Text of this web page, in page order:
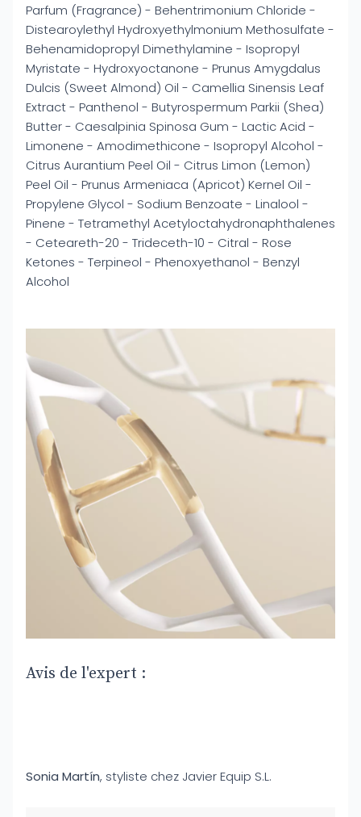
Parfum (Fragrance) - Behentrimonium Chloride -
Distearoylethyl Hydroxyethylmonium Methosulfate -
Behenamidopropyl Dimethylamine - Isopropyl
Myristate - Hydroxyoctanone - Prunus Amygdalus
Dulcis (Sweet Almond) Oil - Camellia Sinensis Leaf
Extract - Panthenol - Butyrospermum Parkii (Shea)
Butter - Caesalpinia Spinosa Gum - Lactic Acid -
Limonene - Amodimethicone - Isopropyl Alcohol -
Citrus Aurantium Peel Oil - Citrus Limon (Lemon)
Peel Oil - Prunus Armeniaca (Apricot) Kernel Oil -
Propylene Glycol - Sodium Benzoate - Linalool -
Pinene - Tetramethyl Acetyloctahydronaphthalenes
- Ceteareth-20 - Trideceth-10 - Citral - Rose
Ketones - Terpineol - Phenoxyethanol - Benzyl
Alcohol
Avis de l'expert :
Sonia Martín, styliste chez Javier Equip S.L.